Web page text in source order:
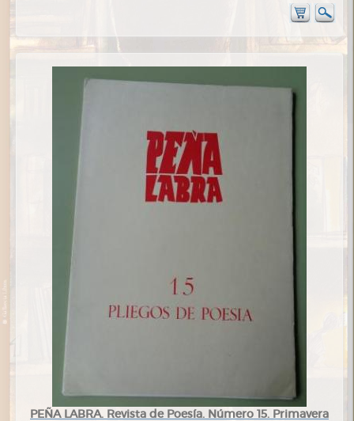
PEÑA LABRA. Revista de Poesía. Número 15. Primavera